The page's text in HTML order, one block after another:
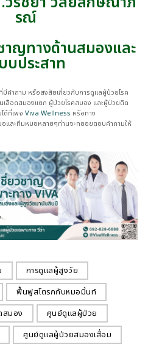
รณ์
ญทางด้านสมองและ
บประสาท
คำถาม หรือสงสัยเกี่ยวกับการดูแลผู้ป่วยโรค
เลือดสมองแตก ผู้ป่วยโรคสมอง และผู้ป่วยติด
ด้ที่เพจ Viva Wellness หรือทาง
อและทีมหมอหลายๆท่านจะทยอยตอบคำถามให้
การดูแลผู้สูงวัย
ฟื้นฟูสโตรกกับหมอมิ้นท์
สมอง
ศูนย์ดูแลผู้ป่วย
ศูนย์ดูแลผู้ป่วยสมองเสื่อม